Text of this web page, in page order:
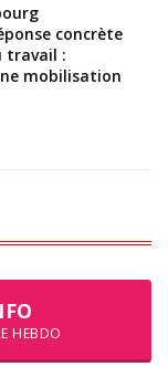
concrète
travail :
mobilisation
HEBDO